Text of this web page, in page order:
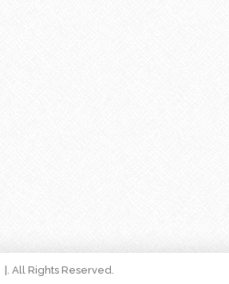
. All Rights Reserved.